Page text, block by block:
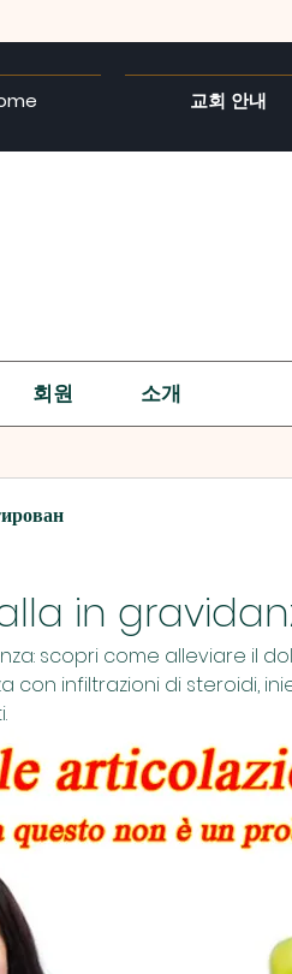
교회 안내
회원 소개
in
scopri come alleviare il
con infiltrazioni di steroidi,